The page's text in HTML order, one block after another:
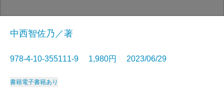
中西智佐乃／著
978-4-10-355111-9 1,980円 2023/06/29
書籍電子書籍あり